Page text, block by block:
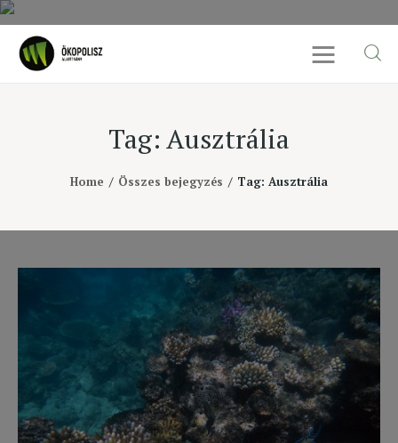
Tag: Ausztrália
Home Összes bejegyzés Tag: Ausztrália
Rólunk
Cikkek
SDG célok
Ellensúly
Kapcsolat
Adatkezelés